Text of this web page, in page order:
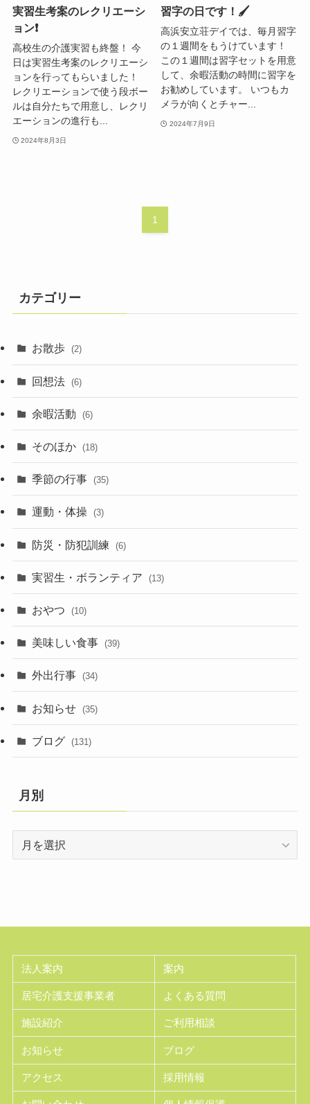
実習生考案のレクリエーシ
ョン❗️
高校生の介護実習も終盤！ 今
日は実習生考案のレクリエーシ
ョンを行ってもらいました！
レクリエーションで使う段ボー
ルは自分たちで用意し、レクリ
エーションの進行も...
2024年8月3日
習字の日です！🖌️
高浜安立荘デイでは、毎月習字
の１週間をもうけています！
この１週間は習字セットを用意
して、余暇活動の時間に習字を
お勧めしています。 いつもカ
メラが向くとチャー...
2024年7月9日
1
カテゴリー
お散歩 (2)
回想法 (6)
余暇活動 (6)
そのほか (18)
季節の行事 (35)
運動・体操 (3)
防災・防犯訓練 (6)
実習生・ボランティア (13)
おやつ (10)
美味しい食事 (39)
外出行事 (34)
お知らせ (35)
ブログ (131)
月別
法人案内 案内
居宅介護支援事業者 よくある質問
施設紹介 ご利用相談
お知らせ ブログ
アクセス 採用情報